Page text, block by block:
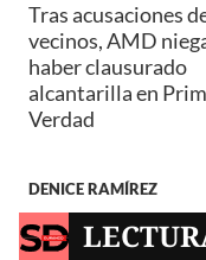
Tras acusaciones
vecinos, AMD
haber clausurado
alcantarilla en
Verdad
DENICE RAMÍREZ